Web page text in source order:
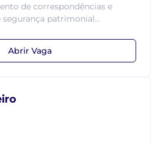
de correspondências e
patrimonial...
Abrir Vaga